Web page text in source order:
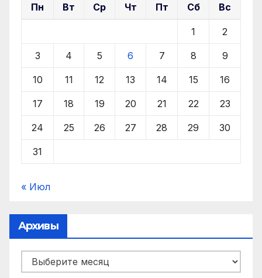
Пн Вт Ср Чт Пт Сб Вс
1 2
3 4 5 6 7 8 9
10 11 12 13 14 15 16
17 18 19 20 21 22 23
24 25 26 27 28 29 30
31
« Июл
Архивы
Архивы